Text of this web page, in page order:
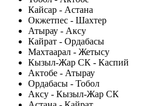
Кайсар - Астана
Окжетпес - Шахтер
Атырау - Аксу
Кайрат - Ордабасы
Махтаарал - Жетысу
Кызыл-Жар СК - Каспий
Актобе - Атырау
Ордабасы - Тобол
Аксу - Кызыл-Жар СК